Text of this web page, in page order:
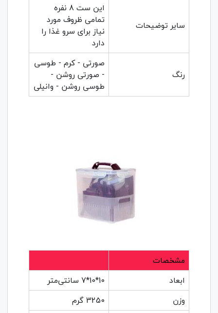
سایر توضیحات
این ست 8 نفره
تمامی ظروف مورد
نیاز برای سرو غذا را
دارد
رنگ
صورتی - کرم - طوسی
- صورتی روشن -
طوسی روشن - وانیلی
مشخصات
ابعاد
10*10*7 سانتی‌متر
وزن
3250 گرم